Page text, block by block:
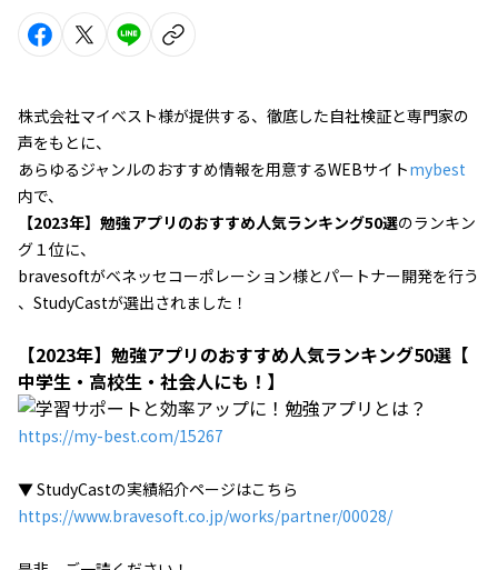
株式会社マイベスト様が提供する、徹底した自社検証と専門家の
声をもとに、
あらゆるジャンルのおすすめ情報を用意するWEBサイトmybest
内で、
【2023年】勉強アプリのおすすめ人気ランキング50選のランキン
グ１位に、
bravesoftがベネッセコーポレーション様とパートナー開発を行う
、StudyCastが選出されました！
【2023年】勉強アプリのおすすめ人気ランキング50選【
中学生・高校生・社会人にも！】
https://my-best.com/15267
▼ StudyCastの実績紹介ページはこちら
https://www.bravesoft.co.jp/works/partner/00028/